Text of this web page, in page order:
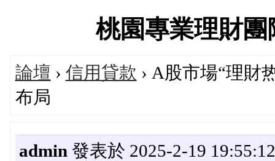
桃園專業理財
論壇 › 信用貸款 › A股市場“理財
布局
admin 發表於 2025-2-19 19:55:12